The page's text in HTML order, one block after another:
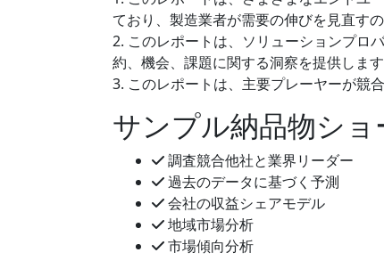
ており、製造業者が需要の伸びを見直す
2. このレポートは、ソリューションプロ
約、機会、課題に関する洞察を提供します
3. このレポートは、主要プレーヤーが競
サンプル納品物ショ
調査競合他社と業界リーダー
過去のデータに基づく予測
会社の収益シェアモデル
地域市場分析
市場傾向分析